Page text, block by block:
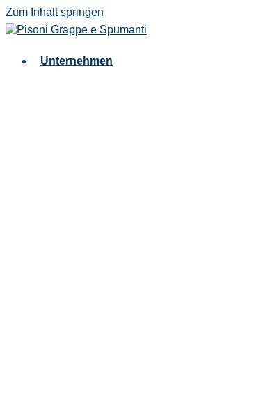
Zum Inhalt springen
Unternehmen